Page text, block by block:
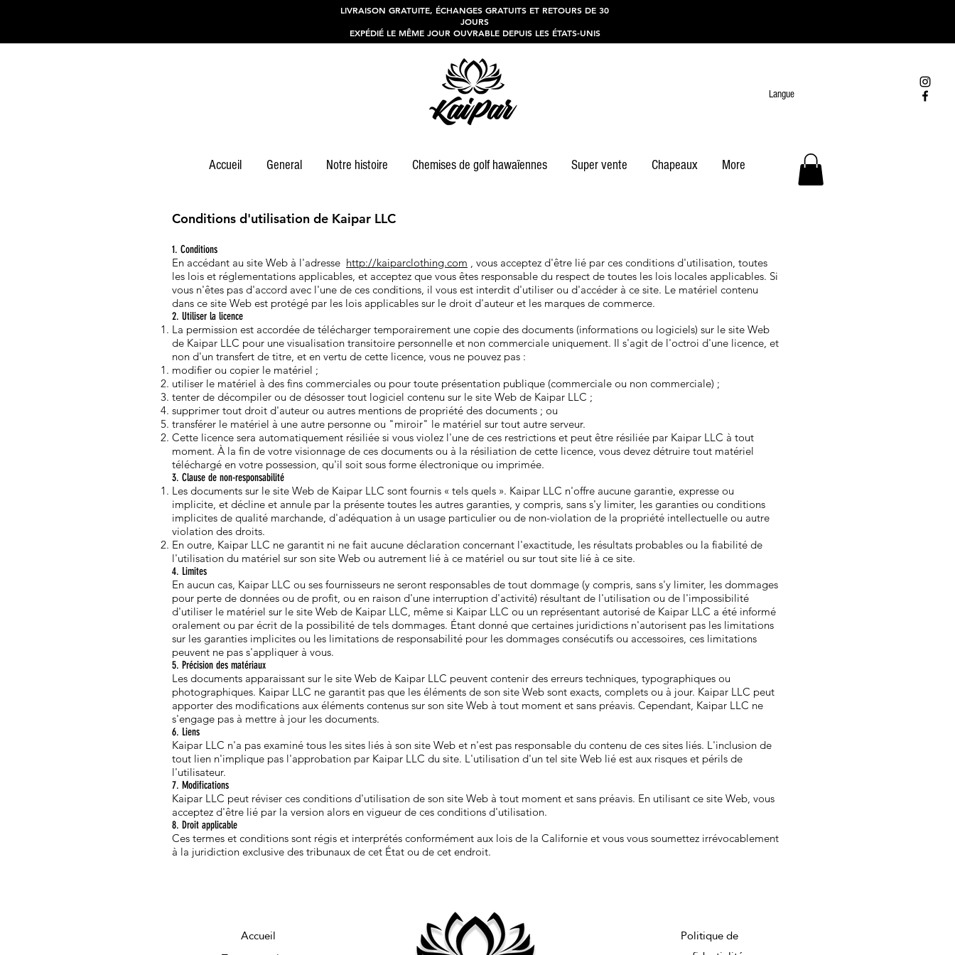
LIVRAISON GRATUITE, ÉCHANGES GRATUITS ET RETOURS DE 30
JOURS
EXPÉDIÉ LE MÊME JOUR OUVRABLE DEPUIS LES ÉTATS-UNIS
Langue
Accueil General Notre histoire Chemises de golf hawaïennes Super vente Chapeaux More
Conditions d'utilisation de Kaipar LLC
1. Conditions
En accédant au site Web à l'adresse http://kaiparclothing.com , vous acceptez d'être lié par ces conditions d'utilisation, toutes
les lois et réglementations applicables, et acceptez que vous êtes responsable du respect de toutes les lois locales applicables. Si
vous n'êtes pas d'accord avec l'une de ces conditions, il vous est interdit d'utiliser ou d'accéder à ce site. Le matériel contenu
dans ce site Web est protégé par les lois applicables sur le droit d'auteur et les marques de commerce.
2. Utiliser la licence
La permission est accordée de télécharger temporairement une copie des documents (informations ou logiciels) sur le site Web
de Kaipar LLC pour une visualisation transitoire personnelle et non commerciale uniquement. Il s'agit de l'octroi d'une licence, et
non d'un transfert de titre, et en vertu de cette licence, vous ne pouvez pas :
modifier ou copier le matériel ;
utiliser le matériel à des fins commerciales ou pour toute présentation publique (commerciale ou non commerciale) ;
tenter de décompiler ou de désosser tout logiciel contenu sur le site Web de Kaipar LLC ;
supprimer tout droit d'auteur ou autres mentions de propriété des documents ; ou
transférer le matériel à une autre personne ou "miroir" le matériel sur tout autre serveur.
Cette licence sera automatiquement résiliée si vous violez l'une de ces restrictions et peut être résiliée par Kaipar LLC à tout
moment. À la fin de votre visionnage de ces documents ou à la résiliation de cette licence, vous devez détruire tout matériel
téléchargé en votre possession, qu'il soit sous forme électronique ou imprimée.
3. Clause de non-responsabilité
Les documents sur le site Web de Kaipar LLC sont fournis « tels quels ». Kaipar LLC n'offre aucune garantie, expresse ou
implicite, et décline et annule par la présente toutes les autres garanties, y compris, sans s'y limiter, les garanties ou conditions
implicites de qualité marchande, d'adéquation à un usage particulier ou de non-violation de la propriété intellectuelle ou autre
violation des droits.
En outre, Kaipar LLC ne garantit ni ne fait aucune déclaration concernant l'exactitude, les résultats probables ou la fiabilité de
l'utilisation du matériel sur son site Web ou autrement lié à ce matériel ou sur tout site lié à ce site.
4. Limites
En aucun cas, Kaipar LLC ou ses fournisseurs ne seront responsables de tout dommage (y compris, sans s'y limiter, les dommages
pour perte de données ou de profit, ou en raison d'une interruption d'activité) résultant de l'utilisation ou de l'impossibilité
d'utiliser le matériel sur le site Web de Kaipar LLC, même si Kaipar LLC ou un représentant autorisé de Kaipar LLC a été informé
oralement ou par écrit de la possibilité de tels dommages. Étant donné que certaines juridictions n'autorisent pas les limitations
sur les garanties implicites ou les limitations de responsabilité pour les dommages consécutifs ou accessoires, ces limitations
peuvent ne pas s'appliquer à vous.
5. Précision des matériaux
Les documents apparaissant sur le site Web de Kaipar LLC peuvent contenir des erreurs techniques, typographiques ou
photographiques. Kaipar LLC ne garantit pas que les éléments de son site Web sont exacts, complets ou à jour. Kaipar LLC peut
apporter des modifications aux éléments contenus sur son site Web à tout moment et sans préavis. Cependant, Kaipar LLC ne
s'engage pas à mettre à jour les documents.
6. Liens
Kaipar LLC n'a pas examiné tous les sites liés à son site Web et n'est pas responsable du contenu de ces sites liés. L'inclusion de
tout lien n'implique pas l'approbation par Kaipar LLC du site. L'utilisation d'un tel site Web lié est aux risques et périls de
l'utilisateur.
7. Modifications
Kaipar LLC peut réviser ces conditions d'utilisation de son site Web à tout moment et sans préavis. En utilisant ce site Web, vous
acceptez d'être lié par la version alors en vigueur de ces conditions d'utilisation.
8. Droit applicable
Ces termes et conditions sont régis et interprétés conformément aux lois de la Californie et vous vous soumettez irrévocablement
à la juridiction exclusive des tribunaux de cet État ou de cet endroit.
Accueil
Politique de